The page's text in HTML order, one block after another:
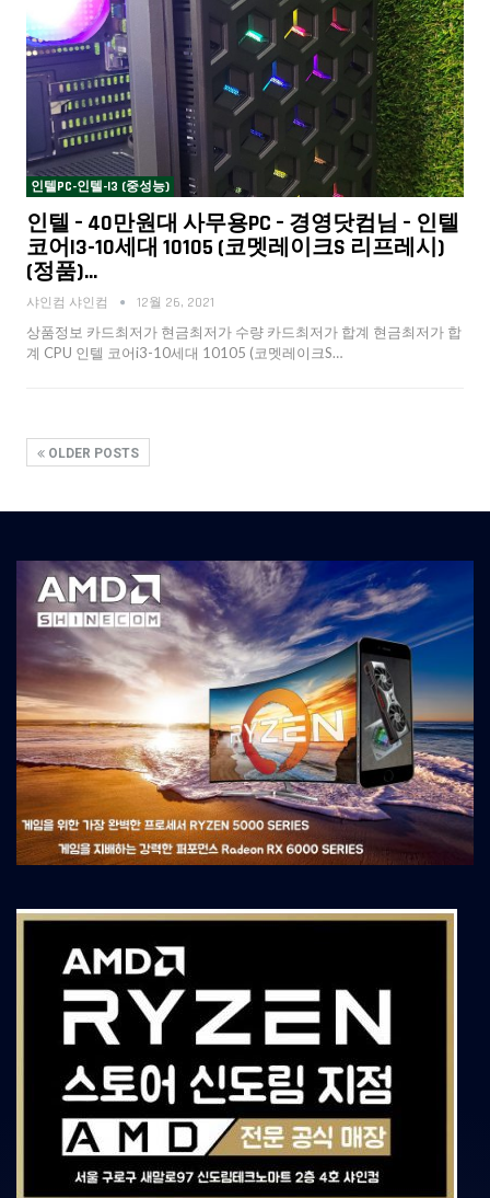
인텔PC-인텔-I3 (중성능)
인텔 – 40만원대 사무용PC – 경영닷컴님 – 인텔
코어i3-10세대 10105 (코멧레이크S 리프레시)
(정품)…
샤인컴 샤인컴 12월 26, 2021
상품정보 카드최저가 현금최저가 수량 카드최저가 합계 현금최저가 합
계 CPU 인텔 코어i3-10세대 10105 (코멧레이크S…
OLDER POSTS